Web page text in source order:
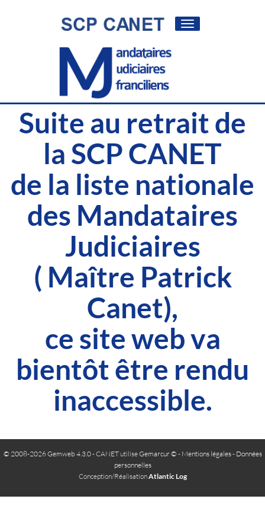
Toggle
Suite au retrait de
la SCP CANET
de la liste nationale
des Mandataires
Judiciaires
( Maître Patrick
Canet),
ce site web va
bientôt être rendu
inaccessible.
© 2008-2026 Gemweb 4.3.0- CANET utiliseGemarcur © - Mentions légales- Données
personnelles
Conception/RéalisationAtlantic Log